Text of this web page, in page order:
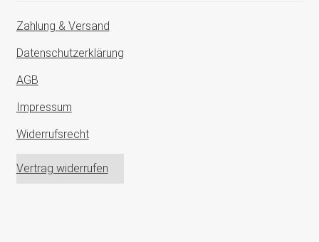
Zahlung & Versand
Datenschutzerklärung
AGB
Impressum
Widerrufsrecht
Vertrag widerrufen